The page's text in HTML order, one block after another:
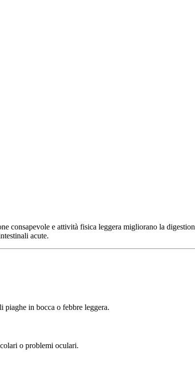
consapevole e attività fisica leggera migliorano la
acute.
piaghe in bocca o febbre leggera.
o problemi oculari.